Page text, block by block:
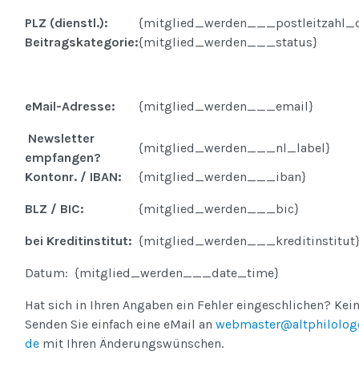
PLZ (dienstl.):
Beitragskategorie:{mitglied_werden___status}
eMail-Adresse: {mitglied_werden___email}
Newsletter
empfangen?
{mitglied_werden___nl_label}
Kontonr. / IBAN:
{mitglied_werden___iban}
BLZ / BIC: {mitglied_werden___bic}
bei Kreditinstitut: {mitglied_werden___kreditinstitut}
Datum: {mitglied_werden___date_time}
Hat sich in Ihren Angaben ein Fehler eingeschlichen?
Senden Sie einfach eine eMail an
de mit Ihren Änderungswünschen.